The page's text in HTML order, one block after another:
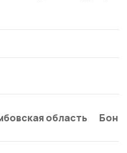
область